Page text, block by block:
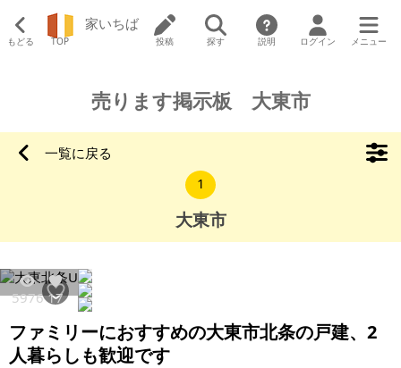
もどる TOP
家いちば
投稿 探す 説明 ログイン メニュー
売ります掲示板 大東市
一覧に戻る
1
大東市
5976 17
ファミリーにおすすめの大東市北条の戸建、2
人暮らしも歓迎です